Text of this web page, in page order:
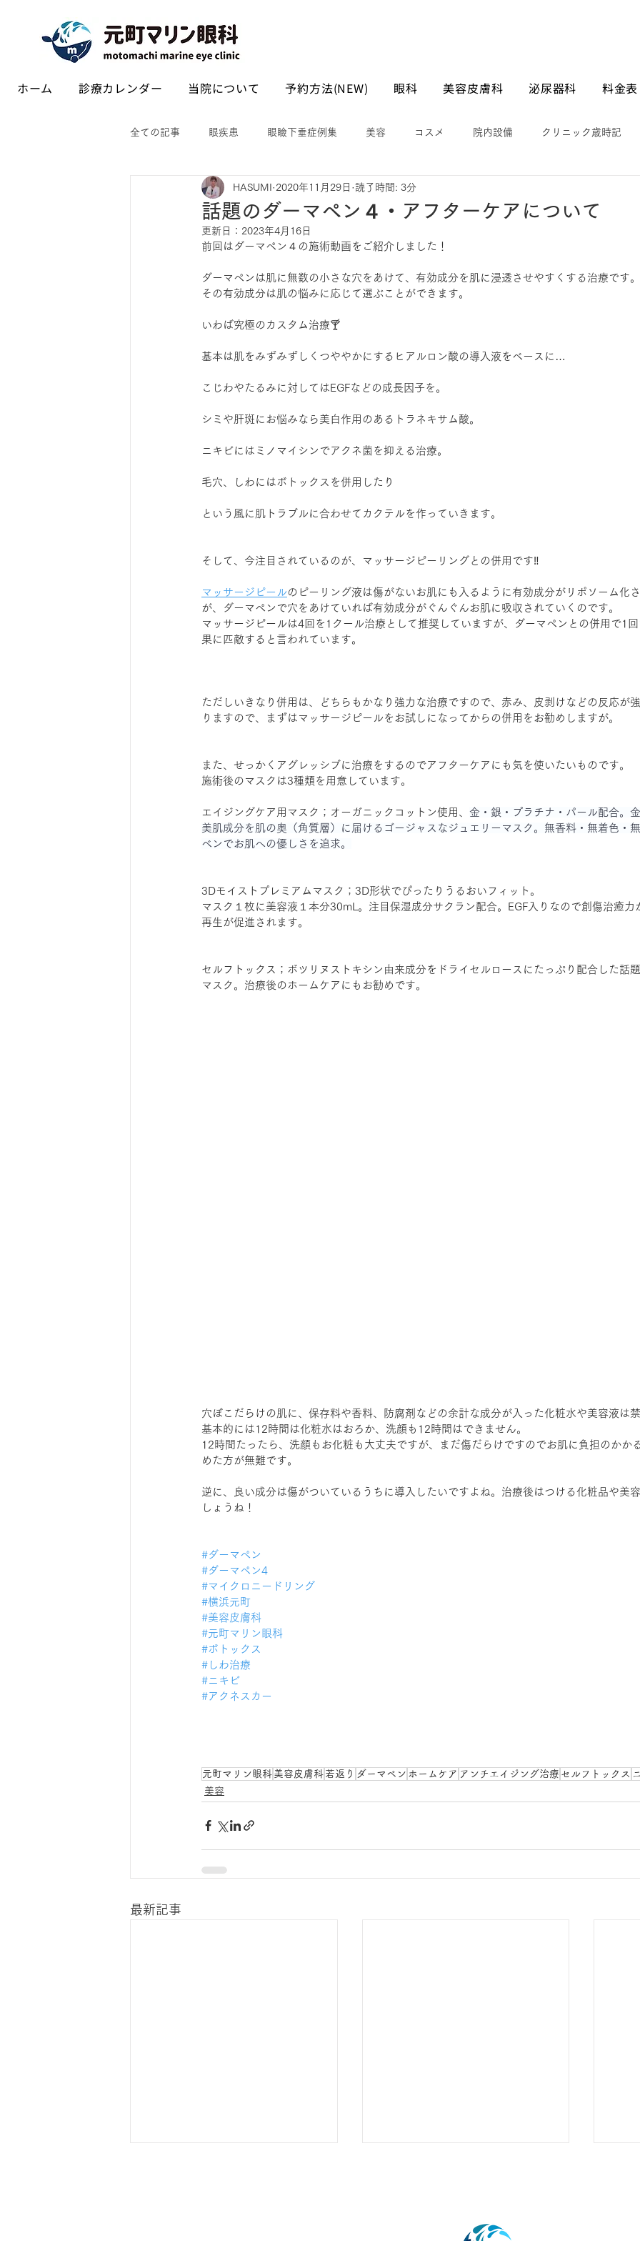
ホーム 診療カレンダー 当院について 予約方法(NEW) 眼科 美容皮膚科 泌尿器科 料金表
全ての記事 眼疾患 眼瞼下垂症例集 美容 コスメ 院内設備 クリニック歳時記
話題のダーマペン４・アフターケアについて
HASUMI 2020年11月29日 読了時間: 3分
更新日： 2023年4月16日
前回はダーマペン４の施術動画をご紹介しました！
ダーマペンは肌に無数の小さな穴をあけて、有効成分を肌に浸透させやすくする治療です。
その有効成分は肌の悩みに応じて選ぶことができます。
いわば究極のカスタム治療🍸
基本は肌をみずみずしくつややかにするヒアルロン酸の導入液をベースに…
こじわやたるみに対してはEGFなどの成長因子を。
シミや肝斑にお悩みなら美白作用のあるトラネキサム酸。
ニキビにはミノマイシンでアクネ菌を抑える治療。
毛穴、しわにはボトックスを併用したり
という風に肌トラブルに合わせてカクテルを作っていきます。
そして、 今注目されているのが、マッサージピーリングとの併用 です‼
マッサージピールのピーリング液は傷がないお肌にも入るように有効成分がリポソーム化
が、ダーマペンで穴をあけていれば有効成分がぐんぐんお肌に吸収されていくのです。
マッサージピールは4回を1クール治療として推奨していますが、ダーマペンとの併用で1
果に匹敵すると言われています。
ただしいきなり併用は、どちらもかなり強力な治療ですので、赤み、皮剥けなどの反応が
りますので、まずはマッサージピールをお試しになってからの併用をお勧めしますが。
また、せっかくアグレッシブに治療をするのでアフターケアにも気を使いたいものです。
施術後のマスクは3種類を用意しています。
エイジングケア用マスク；オーガニックコットン使用、 金・銀・プラチナ・パール配合。
美肌成分を肌の奥（角質層）に届けるゴージャスなジュエリーマスク。無香料・無着色・
ベンでお肌への優しさを追求。
3Dモイストプレミアムマスク； 3D形状でぴったりうるおいフィット。
マスク１枚に美容液１本分30mL。注目保湿成分サクラン配合。EGF入りなので創傷治癒力
再生が促進されます。
セルフトックス；ボツリヌストキシン由来成分をドライセルロースにたっぷり配合した話
マスク。治療後のホームケアにもお勧めです。
穴ぼこだらけの肌に、保存料や香料、防腐剤などの余計な成分が入った化粧水や美容液は禁
基本的には12時間は化粧水はおろか、洗顔も12時間はできません。
12時間たったら、洗顔もお化粧も大丈夫ですが、まだ傷だらけですのでお肌に負担のかか
めた方が無難です。
逆に、良い成分は傷がついているうちに導入したいですよね。治療後はつける化粧品や美
しょうね！
#ダーマペン
#ダーマペン4
#マイクロニードリング
#横浜元町
#美容皮膚科
#元町マリン眼科
#ボトックス
#しわ治療
#ニキビ
#アクネスカー
元町マリン眼科 美容皮膚科 若返り ダーマペン ホームケア アンチエイジング治療 セルフトックス
美容
最新記事